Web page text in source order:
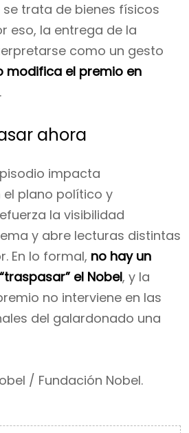
se trata de bienes físicos
eso, la entrega de la
como un gesto
modifica el premio en
.
ahora
impacta
plano político y
la visibilidad
y abre lecturas distintas
En lo formal, no hay un
el Nobel, y la
no interviene en las
del galardonado una
/ Fundación Nobel.